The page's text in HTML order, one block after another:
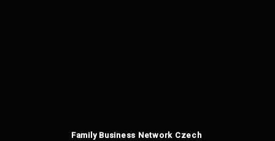
Family Business Network Czech